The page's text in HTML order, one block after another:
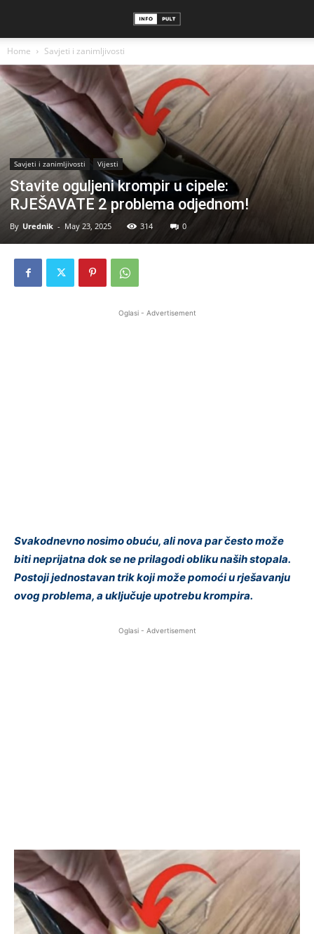
Home Savjeti i zanimljivosti
Savjeti i zanimljivosti Vijesti
Stavite oguljeni krompir u cipele:
RJEŠAVATE 2 problema odjednom!
By Urednik - May 23, 2025 314 0
Oglasi - Advertisement
Svakodnevno nosimo obuću, ali nova par često može
biti neprijatna dok se ne prilagodi obliku naših stopala.
Postoji jednostavan trik koji može pomoći u rješavanju
ovog problema, a uključuje upotrebu krompira.
Oglasi - Advertisement